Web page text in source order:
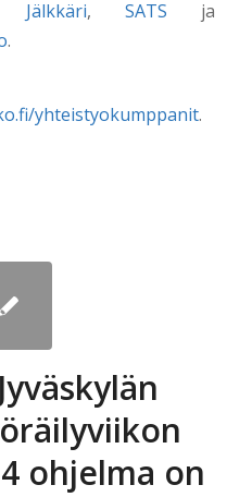
Jälkkäri,SATS ja
.
yhteistyokumppanit.
ohjelma on